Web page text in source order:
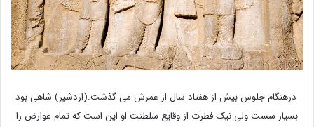
درهنگام جلوس بیش از هفتاد سال از عمرش می گذشت.(اردشیر) شاهی بود
بسیار سست ولی نیک فطرت از وقایع سلطنت او این است که تمام عوارض را